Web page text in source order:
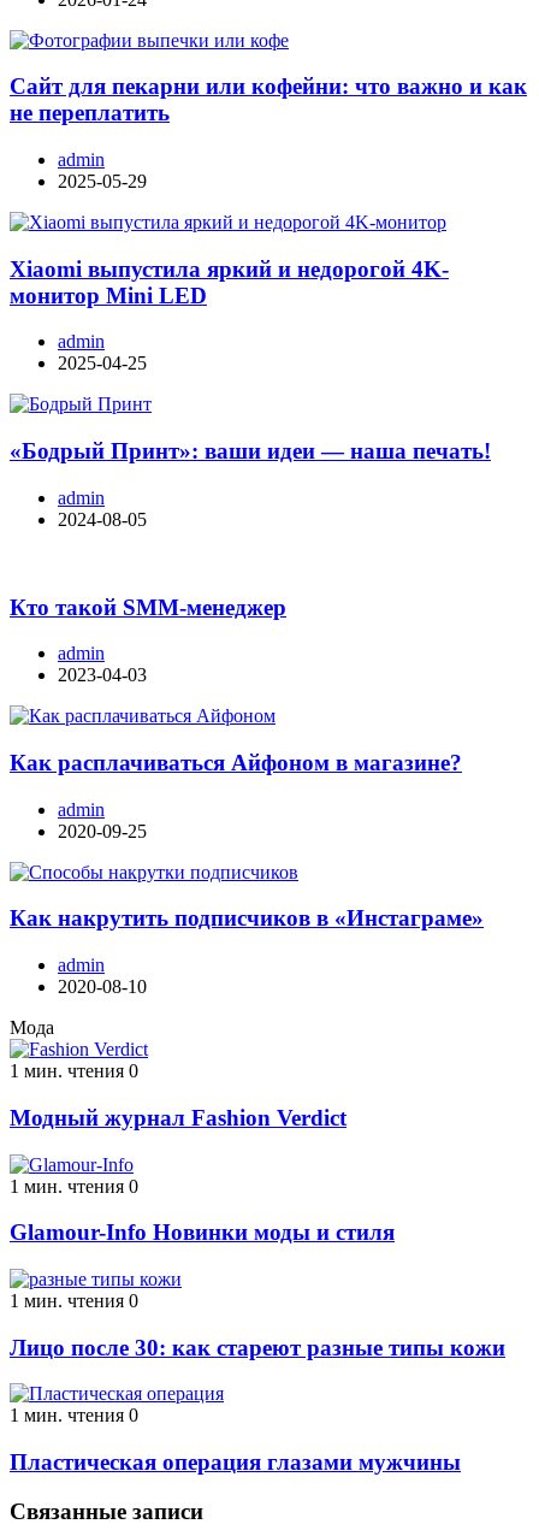
Сайт для пекарни или кофейни: что важно и как
не переплатить
admin
2025-05-29
Xiaomi выпустила яркий и недорогой 4K-
монитор Mini LED
admin
2025-04-25
«Бодрый Принт»: ваши идеи — наша печать!
admin
2024-08-05
Кто такой SMM-менеджер
admin
2023-04-03
Как расплачиваться Айфоном в магазине?
admin
2020-09-25
Как накрутить подписчиков в «Инстаграме»
admin
2020-08-10
Мода
1 мин. чтения 0
Модный журнал Fashion Verdict
1 мин. чтения 0
Glamour-Info Новинки моды и стиля
1 мин. чтения 0
Лицо после 30: как стареют разные типы кожи
1 мин. чтения 0
Пластическая операция глазами мужчины
Связанные записи